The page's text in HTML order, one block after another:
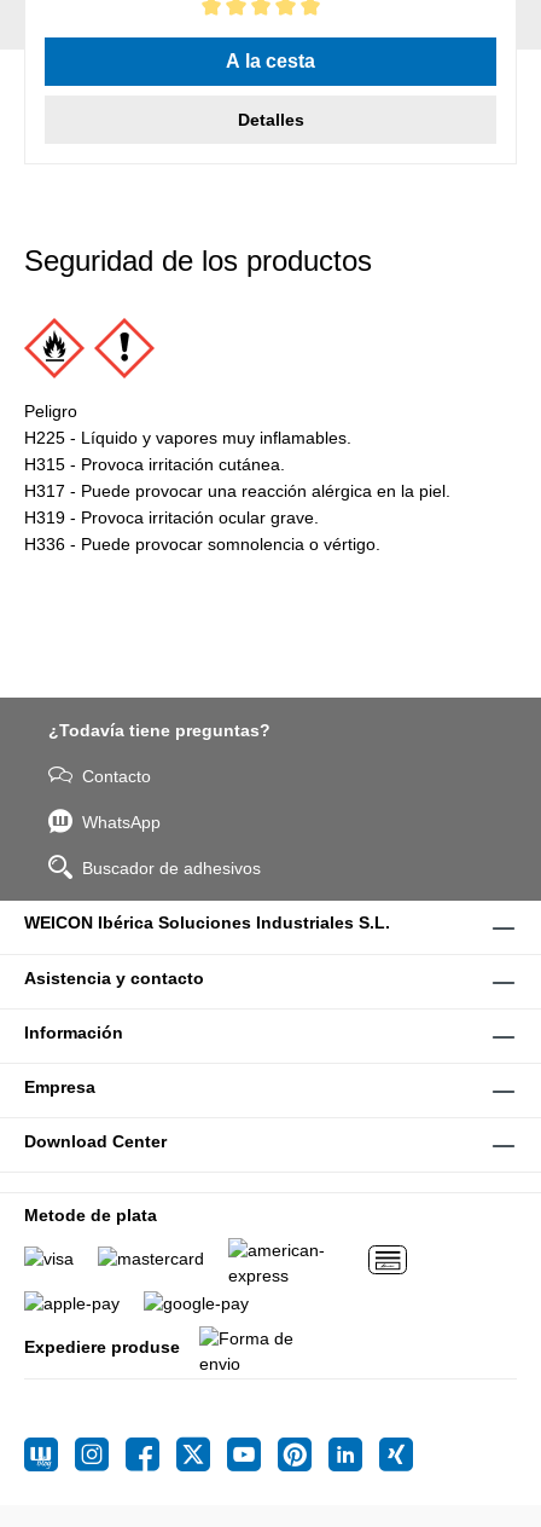
Calificación promedio de 5 de 5 estrellas
A la cesta
Detalles
Seguridad de los productos
Peligro
H225 - Líquido y vapores muy inflamables.
H315 - Provoca irritación cutánea.
H317 - Puede provocar una reacción alérgica en la piel.
H319 - Provoca irritación ocular grave.
H336 - Puede provocar somnolencia o vértigo.
¿Todavía tiene preguntas?
Contacto
WhatsApp
Buscador de adhesivos
WEICON Ibérica Soluciones Industriales S.L.
Asistencia y contacto
Información
Empresa
Download Center
Metode de plata
Expediere produse